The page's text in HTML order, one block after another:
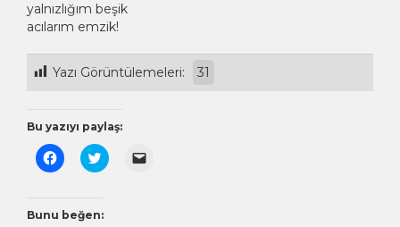
yalnızlığım beşik
acılarım emzik!
Yazı Görüntülemeleri: 31
Bu yazıyı paylaş:
Facebook'ta
paylaşmak
pencerede
Twitter
üzerinde
(Yeni
Bunu beğen: